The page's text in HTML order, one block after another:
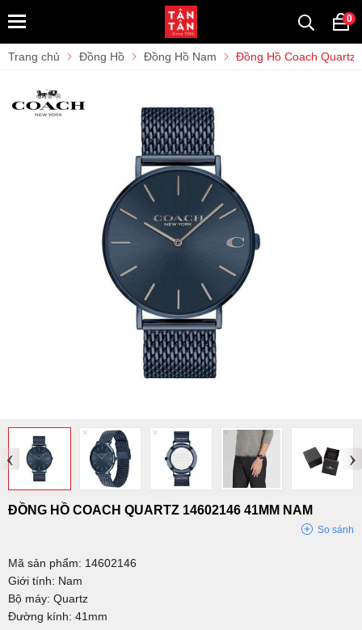
0
Trang chủ Đồng Hồ Đồng Hồ Nam Đồng Hồ Coach Quartz
‹ ›
ĐỒNG HỒ COACH QUARTZ 14602146 41MM NAM
So sánh
Mã sản phẩm: 14602146
Giới tính: Nam
Bộ máy: Quartz
Đường kính: 41mm